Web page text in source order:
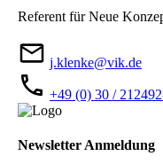
Referent für Neue
j.klenke@vik.de
+49 (0) 30 /
Newsletter Anmeldung